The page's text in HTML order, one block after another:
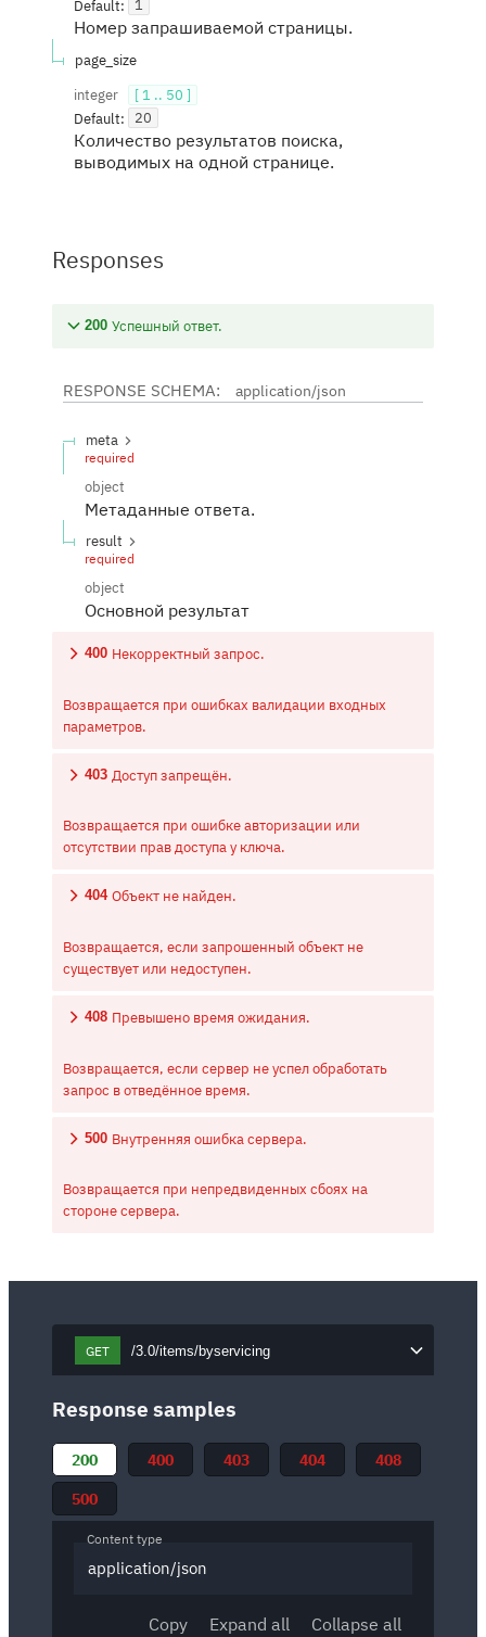
Default: 1
Номер запрашиваемой страницы.
page_size
integer
[ 1 .. 50 ]
Default:
20
Количество результатов поиска,
выводимых на одной странице.
Responses
200 Успешный ответ.
RESPONSE SCHEMA: application/json
meta
required
object
Метаданные ответа.
result
required
object
Основной результат
400 Некорректный запрос.
Возвращается при ошибках валидации входных
параметров.
403 Доступ запрещён.
Возвращается при ошибке авторизации или
отсутствии прав доступа у ключа.
404 Объект не найден.
Возвращается, если запрошенный объект не
существует или недоступен.
408 Превышено время ожидания.
Возвращается, если сервер не успел обработать
запрос в отведённое время.
500 Внутренняя ошибка сервера.
Возвращается при непредвиденных сбоях на
стороне сервера.
GET /3.0/items/byservicing
Response samples
200 400 403 404
408
500
Content type
application/json
Copy Expand all Collapse all